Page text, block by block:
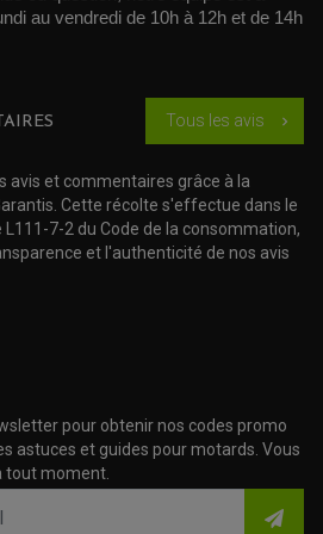
SUZUKI
VESPA
au vendredi de 10h à 12h et de 14h
Tous les avis chevron_right
avis et commentaires grâce à la
Cette récolte s'effectue dans le
7-2 du Code de la consommation,
et l'authenticité de nos avis
pour obtenir nos codes promo
astuces et guides pour motards. Vous
tout moment.